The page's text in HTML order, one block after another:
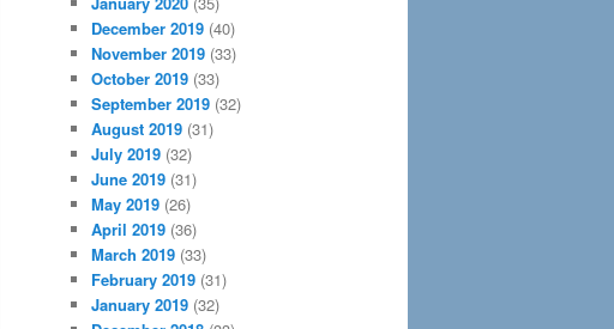
December 2019 (40)
November 2019 (33)
October 2019 (33)
September 2019 (32)
August 2019 (31)
July 2019 (32)
June 2019 (31)
May 2019 (26)
April 2019 (36)
March 2019 (33)
February 2019 (31)
January 2019 (32)